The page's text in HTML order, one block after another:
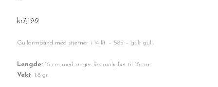
kr7,199
Gullarmbånd med stjerner i 14 kt. – 585 – gult gull.
Lengde: 16 cm med ringer for mulighet til 18 cm
Vekt: 1,8 gr.